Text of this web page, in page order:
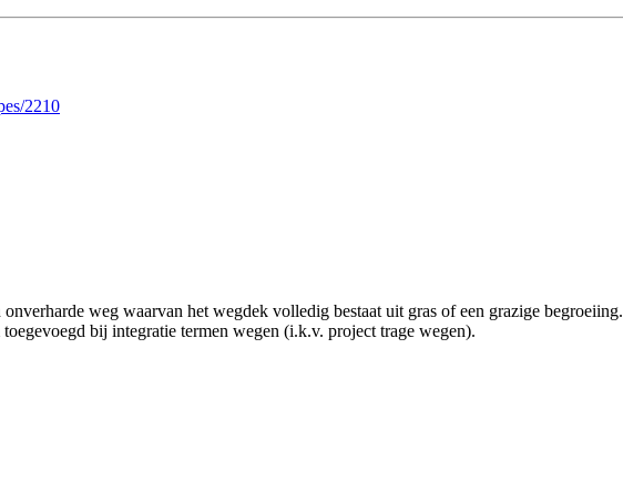
2210
onverharde weg waarvan het wegdek volledig bestaat uit gras of een grazige begroeiing.
bij integratie termen wegen (i.k.v. project trage wegen).